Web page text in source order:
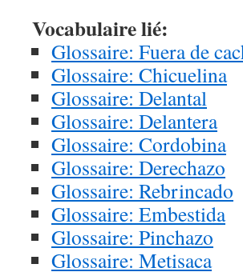
Vocabulaire lié:
Glossaire: Fuera de
Glossaire: Chicuelina
Glossaire: Delantal
Glossaire: Delantera
Glossaire: Cordobina
Glossaire: Derechazo
Glossaire: Rebrincado
Glossaire: Embestida
Glossaire: Pinchazo
Glossaire: Metisaca